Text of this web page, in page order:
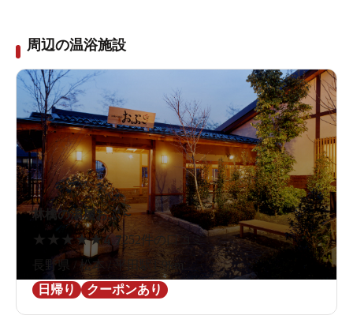
周辺の温浴施設
林檎の湯屋おぶ～
★ ★ ★★★4.7252件の口コミ
長野県 / 松本 / 平田駅1.9km
日帰り
クーポンあり